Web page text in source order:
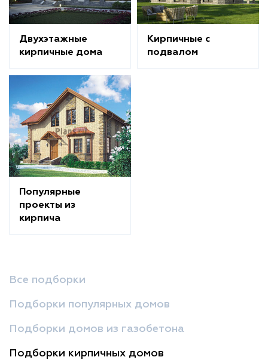
Двухэтажные
кирпичные дома
Кирпичные с
подвалом
Популярные
проекты из
кирпича
Все подборки
Подборки популярных домов
Подборки домов из газобетона
Подборки кирпичных домов